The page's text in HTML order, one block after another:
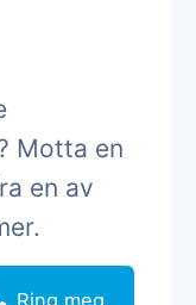
Motta en
en av
Ring meg